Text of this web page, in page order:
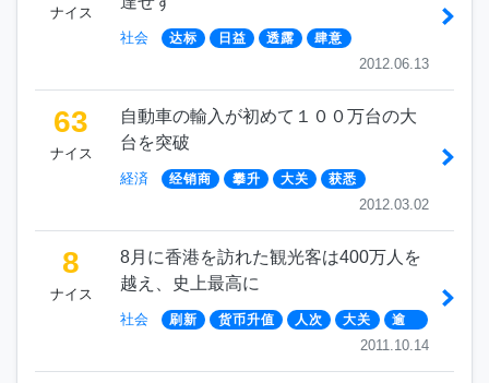
ナイス
社会 达标 日益 透露 肆意
2012.06.13
63
ナイス
自動車の輸入が初めて１００万台の大
台を突破
経済 经销商 攀升 大关 获悉
2012.03.02
8
ナイス
8月に香港を訪れた観光客は400万人を
越え、史上最高に
社会 刷新 货币升值 人次 大关 逾
2011.10.14